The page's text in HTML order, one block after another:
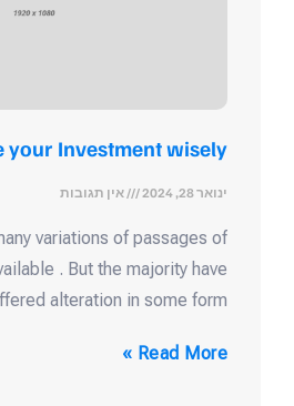
your Investment wisely
ינואר 28, 2024 אין תגובות
variations of passages of
. But the majority have
alteration in some form.
Read More »